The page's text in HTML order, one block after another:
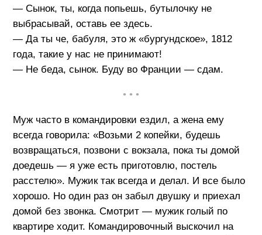
— Сынок, ты, когда попьешь, бутылочку не
выбрасывай, оставь ее здесь.
— Да ты че, бабуля, это ж «бургундское», 1812
года, такие у нас не принимают!
— Не беда, сынок. Буду во Франции — сдам.
• • •
Муж часто в командировки ездил, а жена ему
всегда говорила: «Возьми 2 копейки, будешь
возвращаться, позвони с вокзала, пока ты домой
доедешь — я уже есть приготовлю, постель
расстелю». Мужик так всегда и делал. И все было
хорошо. Но один раз он забыл двушку и приехал
домой без звонка. Смотрит — мужик голый по
квартире ходит. Командировочный выскочил на